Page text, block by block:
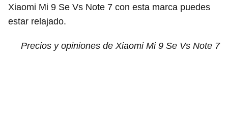
Xiaomi Mi 9 Se Vs Note 7 con esta marca puedes
estar relajado.
Precios y opiniones de Xiaomi Mi 9 Se Vs Note 7